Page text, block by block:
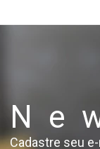
Cadastre seu